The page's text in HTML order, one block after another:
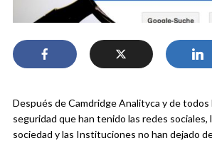
Después de Camdridge Analityca y de todos
seguridad que han tenido las redes sociales,
sociedad y las Instituciones no han dejado